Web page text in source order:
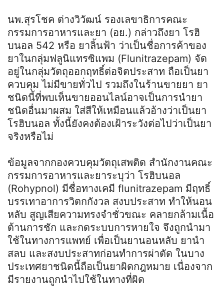
นพ.สุรโชค ต่างวิวัฒน์ รองเลขาธิการคณะ
กรรมการอาหารและยา (อย.) กล่าวถึงยา โรฮิ
บนอล 542 หรือ ยาลิ้นฟ้า ว่าเป็นชื่อการค้าของ
ยาในกลุ่มฟลูนิแทรซิแพม (Flunitrazepam) จัด
อยู่ในกลุ่มวัตถุออกฤทธิ์ต่อจิตประสาท ถือเป็นยา
ควบคุม ไม่มีขายทั่วไป รวมถึงในร้านขายยา ยา
ชนิดนี้ที่พบเห็นขายออนไลน์อาจเป็นการนำยา
ชนิดอื่นมาผสม ใส่สีให้เหมือนแล้วอ้างว่าเป็นยา
โรฮิบนอล ทั้งนี้ยังคงต้องเฝ้าระวังต่อไปว่าเป็นยา
จริงหรือไม่
ข้อมูลจากกองควบคุมวัตถุเสพติด สำนักงานคณะ
กรรมการอาหารและยาระบุว่า โรฮิบนอล
(Rohypnol) มีชื่อทางเคมี flunitrazepam มีฤทธิ์
บรรเทาอาการวิตกกังวล สงบประสาท ทำให้นอน
หลับ สูญเสียความทรงจำชั่วขณะ คลายกล้ามเนื้อ
ต้านการชัก และกดระบบการหายใจ จึงถูกนำมา
ใช้ในทางการแพทย์ เพื่อเป็นยานอนหลับ ยานำ
สลบ และสงบประสาทก่อนทำการผ่าตัด ในบาง
ประเทศยาชนิดนี้ถือเป็นยาผิดกฎหมาย เนื่องจาก
มีรายงานถูกนำไปใช้ในทางที่ผิด